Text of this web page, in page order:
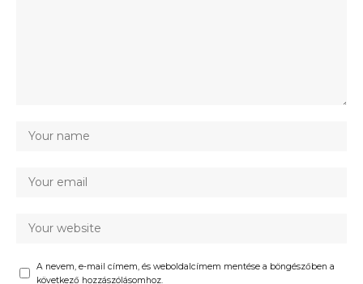
A nevem, e-mail címem, és weboldalcímem mentése a böngészőben a
következő hozzászólásomhoz.